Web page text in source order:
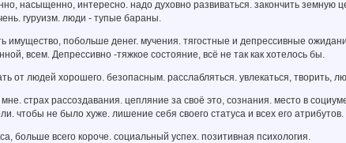
насыщенно, интересно. надо духовно развиваться. закончить земную
гуруизм. люди - тупые бараны.
побольше денег. мучения. тягостные и депрессивные
всем. Депрессивно -тяжкое состояние, всё не так как хотелось бы.
людей хорошего. безопасным. расслабляться. увлекаться, творить,
страх рассоздавания. цепляние за своё это, сознания. место в
чтобы не было хуже. лишение себя своего статуса и всех его атрибутов.
больше всего короче. социальный успех. позитивная психология.